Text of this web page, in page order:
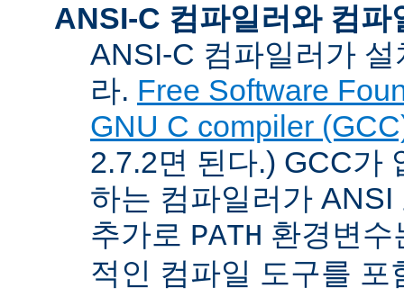
ANSI-C 컴파일러와 컴파
ANSI-C 컴파일러가
라. Free Software
GNU C compiler
2.7.2면 된다.) GCC가
하는 컴파일러가
추가로 PATH 환경변
적인 컴파일 도구를 포